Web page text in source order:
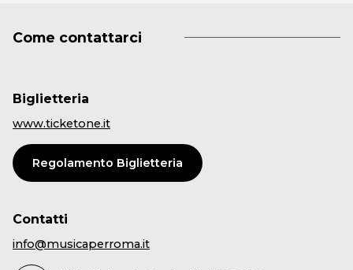
Come contattarci
Biglietteria
www.ticketone.it
Regolamento Biglietteria
Contatti
info@musicaperroma.it